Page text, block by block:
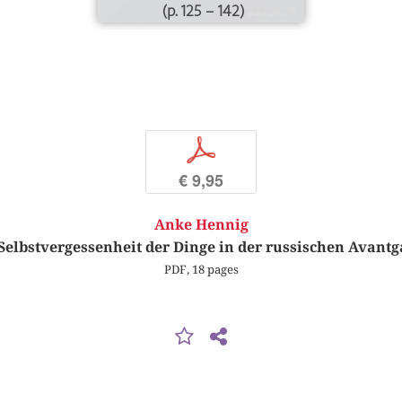
(p. 125 – 142)
p
€ 9,95
Anke Hennig
der Dinge in der russischen
PDF, 18 pages